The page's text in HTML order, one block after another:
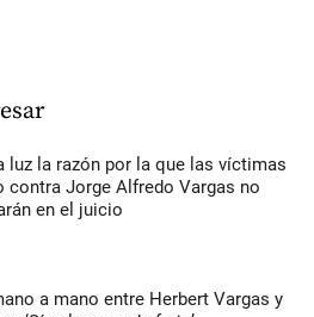
luz la razón por la que las víctimas
contra Jorge Alfredo Vargas no
en el juicio
a mano entre Herbert Vargas y